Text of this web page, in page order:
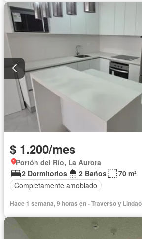
Seguridad
Parcialmente amoblado
$ 1.200/mes
Portón del Río, La Aurora
2 Dormitorios
2 Baños
70 m²
Completamente amoblado
Hace 1 semana, 9 horas en - Traverso y Lindao